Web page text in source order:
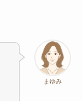
まゆみ